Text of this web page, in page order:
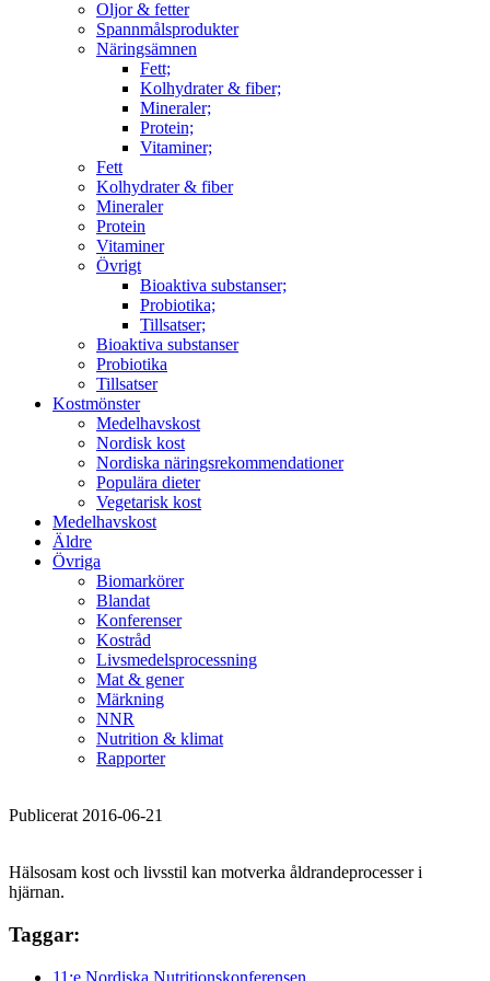
Oljor & fetter
Spannmålsprodukter
Näringsämnen
Fett;
Kolhydrater & fiber;
Mineraler;
Protein;
Vitaminer;
Fett
Kolhydrater & fiber
Mineraler
Protein
Vitaminer
Övrigt
Bioaktiva substanser;
Probiotika;
Tillsatser;
Bioaktiva substanser
Probiotika
Tillsatser
Kostmönster
Medelhavskost
Nordisk kost
Nordiska näringsrekommendationer
Populära dieter
Vegetarisk kost
Medelhavskost
Äldre
Övriga
Biomarkörer
Blandat
Konferenser
Kostråd
Livsmedelsprocessning
Mat & gener
Märkning
NNR
Nutrition & klimat
Rapporter
Publicerat 2016-06-21
Hälsosam kost och livsstil kan motverka åldrandeprocesser i
hjärnan.
Taggar:
11:e Nordiska Nutritionskonferensen